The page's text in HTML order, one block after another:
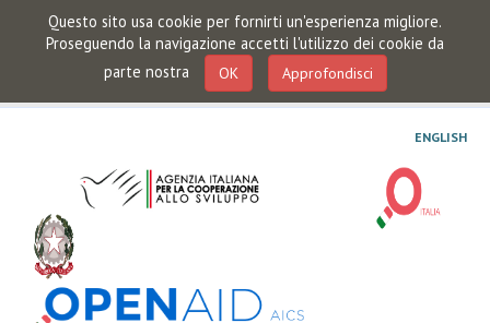
Questo sito usa cookie per fornirti un'esperienza migliore.
Proseguendo la navigazione accetti l'utilizzo dei cookie da
parte nostra
OK Approfondisci
ENGLISH